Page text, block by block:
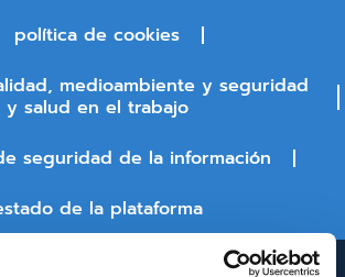
política de cookies
medioambiente y seguridad
y salud en el trabajo
seguridad de la información
de la plataforma